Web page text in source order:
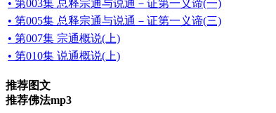
• 第003集 总释宗通与说通－证第一义谛(一)
• 第005集 总释宗通与说通－证第一义谛(三)
• 第007集 宗通概说(上)
• 第010集 说通概说(上)
推荐图文
推荐佛法mp3